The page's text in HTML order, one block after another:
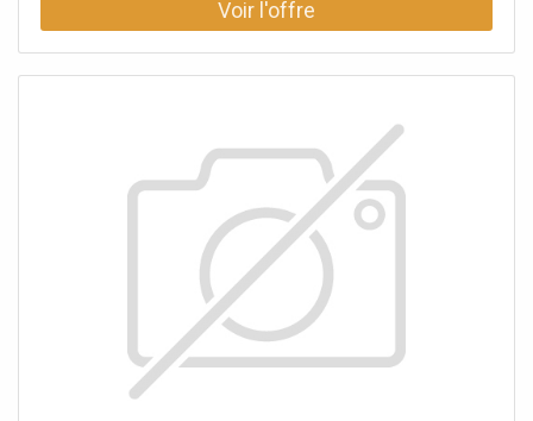
également peu exigeant en termes d'entretien, robuste et
spacieux. Le meuble extérieur rangement est dotée d'une
aucune eau ne reste sur le toit. Plus de désordre dans
votre jardin ou sur votre balcon avec l’armoire pour jardin
AXI Hector. Compact et efficace Grâce à sa taille
compacte d'environ un mètre carré, l’armoire extérieur
balcon étanche métallique AXI Hector Premium prend peu
de place. Néanmoins, cette armoire de rangement
extérieur offre suffisamment d'espace pour un rangement
ordonné de toutes vos affaires. De plus, l'armoire est
adaptée au rangement d'objets oblongs, tels qu'un balai
ou un râteau de jardin. La large porte de 61 centimètres
permet d'accéder facilement à toutes tes affaires. Cette